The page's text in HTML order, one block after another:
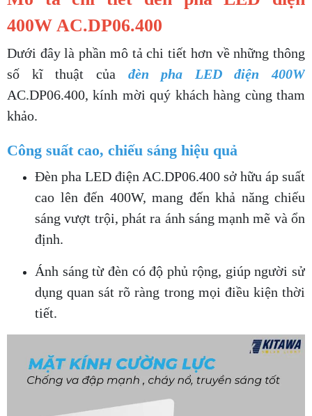
400W AC.DP06.400
Dưới đây là phần mô tả chi tiết hơn về những thông
số kĩ thuật của đèn pha LED điện 400W
AC.DP06.400, kính mời quý khách hàng cùng tham
khảo.
Công suất cao, chiếu sáng hiệu quả
Đèn pha LED điện AC.DP06.400 sở hữu áp suất
cao lên đến 400W, mang đến khả năng chiếu
sáng vượt trội, phát ra ánh sáng mạnh mẽ và ổn
định.
Ánh sáng từ đèn có độ phủ rộng, giúp người sử
dụng quan sát rõ ràng trong mọi điều kiện thời
tiết.